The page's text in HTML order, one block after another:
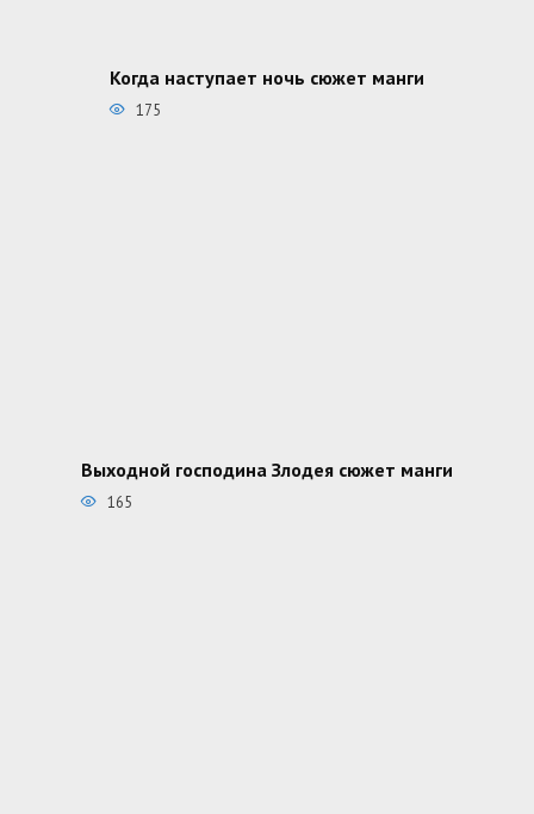
Когда наступает ночь сюжет манги
175
Выходной господина Злодея сюжет манги
165